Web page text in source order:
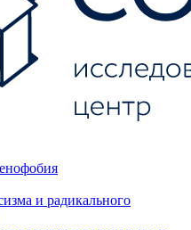
и радикального